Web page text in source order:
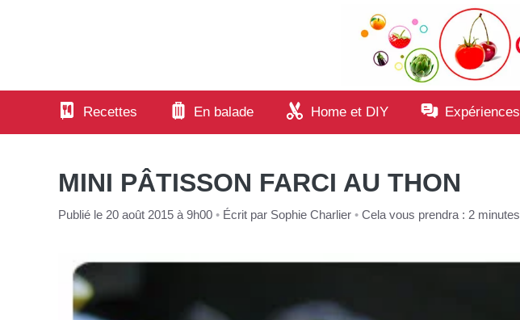
Recettes En balade Home et DIY Expériences
MINI PÂTISSON FARCI AU THON
Publié le 20 août 2015 à 9h00 • Écrit par Sophie Charlier • Cela vous prendra : 2 minutes